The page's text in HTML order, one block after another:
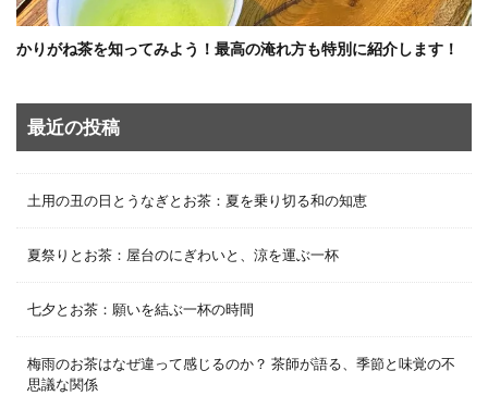
かりがね茶を知ってみよう！最高の淹れ方も特別に紹介します！
最近の投稿
土用の丑の日とうなぎとお茶：夏を乗り切る和の知恵
夏祭りとお茶：屋台のにぎわいと、涼を運ぶ一杯
七夕とお茶：願いを結ぶ一杯の時間
梅雨のお茶はなぜ違って感じるのか？ 茶師が語る、季節と味覚の不
思議な関係